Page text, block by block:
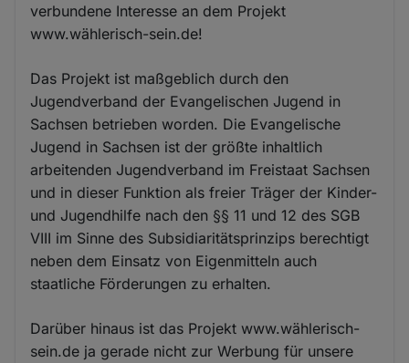
verbundene Interesse an dem Projekt
www.wählerisch-sein.de!
Das Projekt ist maßgeblich durch den
Jugendverband der Evangelischen Jugend in
Sachsen betrieben worden. Die Evangelische
Jugend in Sachsen ist der größte inhaltlich
arbeitenden Jugendverband im Freistaat Sachsen
und in dieser Funktion als freier Träger der Kinder-
und Jugendhilfe nach den §§ 11 und 12 des SGB
VIII im Sinne des Subsidiaritätsprinzips berechtigt
neben dem Einsatz von Eigenmitteln auch
staatliche Förderungen zu erhalten.
Darüber hinaus ist das Projekt www.wählerisch-
sein.de ja gerade nicht zur Werbung für unsere